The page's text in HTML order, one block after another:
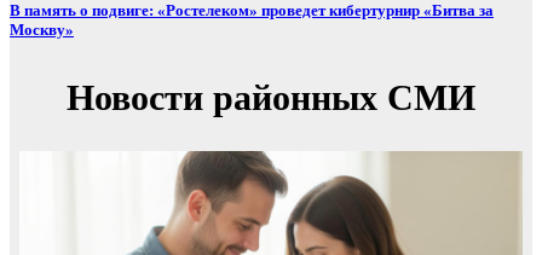
В память о подвиге: «Ростелеком» проведет кибертурнир «Битва за
Москву»